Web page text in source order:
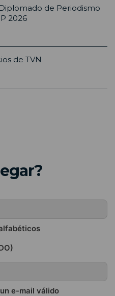
de Periodismo
2026
de TVN
e-mail válido